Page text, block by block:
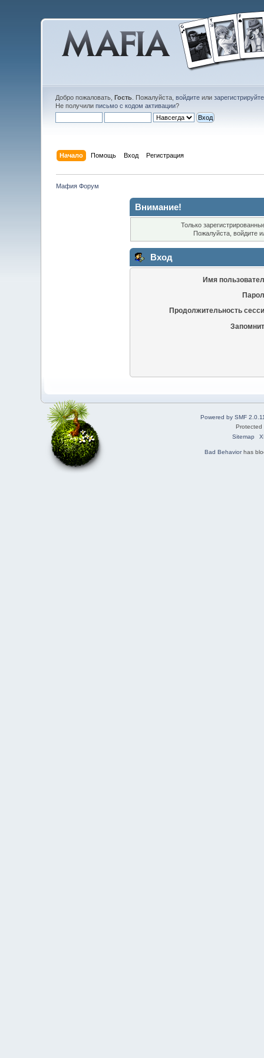
Добро пожаловать, Гость. Пожалуйста, войдитеили
Не получили письмо с кодом активации?
Начало Помощь Вход Регистрация
Мафия Форум
Внимание!
Только
Пожалуйста, войдите
Вход
Имя
Продолжительность
Powered by SMF
Sitemap
Bad Behaviorhas